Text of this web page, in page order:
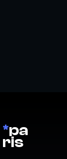
*pa
ris